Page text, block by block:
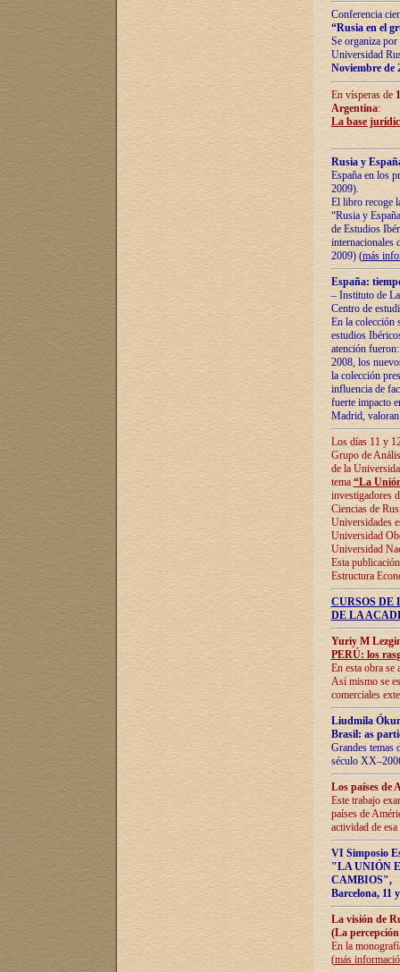
Conferencia
“Rusia en el
Se organiza
Universidad
Noviembre de
En vísperas de
Argentina:
La base
Rusia y
España en los
2009).
El libro recoge
“Rusia y
de Estudios
internacionales
2009) (más
España:
– Instituto de
Centro de
En la colección
estudios
atención
2008, los
la colección
influencia de
fuerte impacto
Madrid,
Los días 11 y
Grupo de
de la
tema “La
investigadores
Ciencias de
Universidades
Universidad
Universidad
Esta
Estructura
CURSOS
DE LA
Yuriy M
PERÚ: los
En esta obra se
Así mismo se
comerciales
Liudmila
Brasil: as
Grandes temas
século
Los países de
Este trabajo
países de
actividad de
VI Simposio
"LA UNIÓN
CAMBIOS",
Barcelona, 11
La visión de
(La
En la
(más